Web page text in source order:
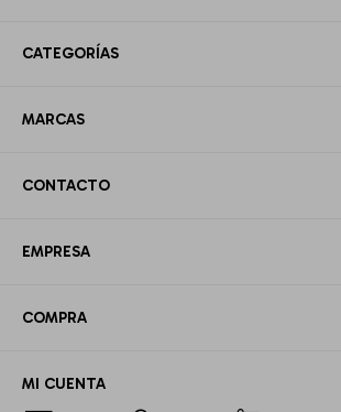
CATEGORÍAS
MARCAS
CONTACTO
EMPRESA
COMPRA
MI CUENTA